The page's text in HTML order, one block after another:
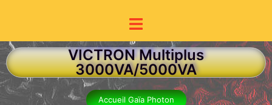
VICTRON Multiplus
3000VA/5000VA
Accueil Gaïa Photon